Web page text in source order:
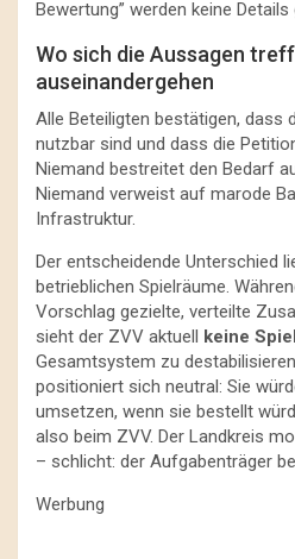
Bewertung” werden keine Details
Wo sich die Aussagen
auseinandergehen
Alle Beteiligten bestätigen, dass
nutzbar sind und dass die
Niemand bestreitet den Bedarf
Niemand verweist auf marode
Infrastruktur.
Der entscheidende Unterschied
betrieblichen Spielräume.
Vorschlag gezielte, verteilte
sieht der ZVV aktuell keine
Gesamtsystem zu
positioniert sich neutral: Sie
umsetzen, wenn sie bestellt
also beim ZVV. Der Landkreis
– schlicht: der Aufgabenträger
Werbung